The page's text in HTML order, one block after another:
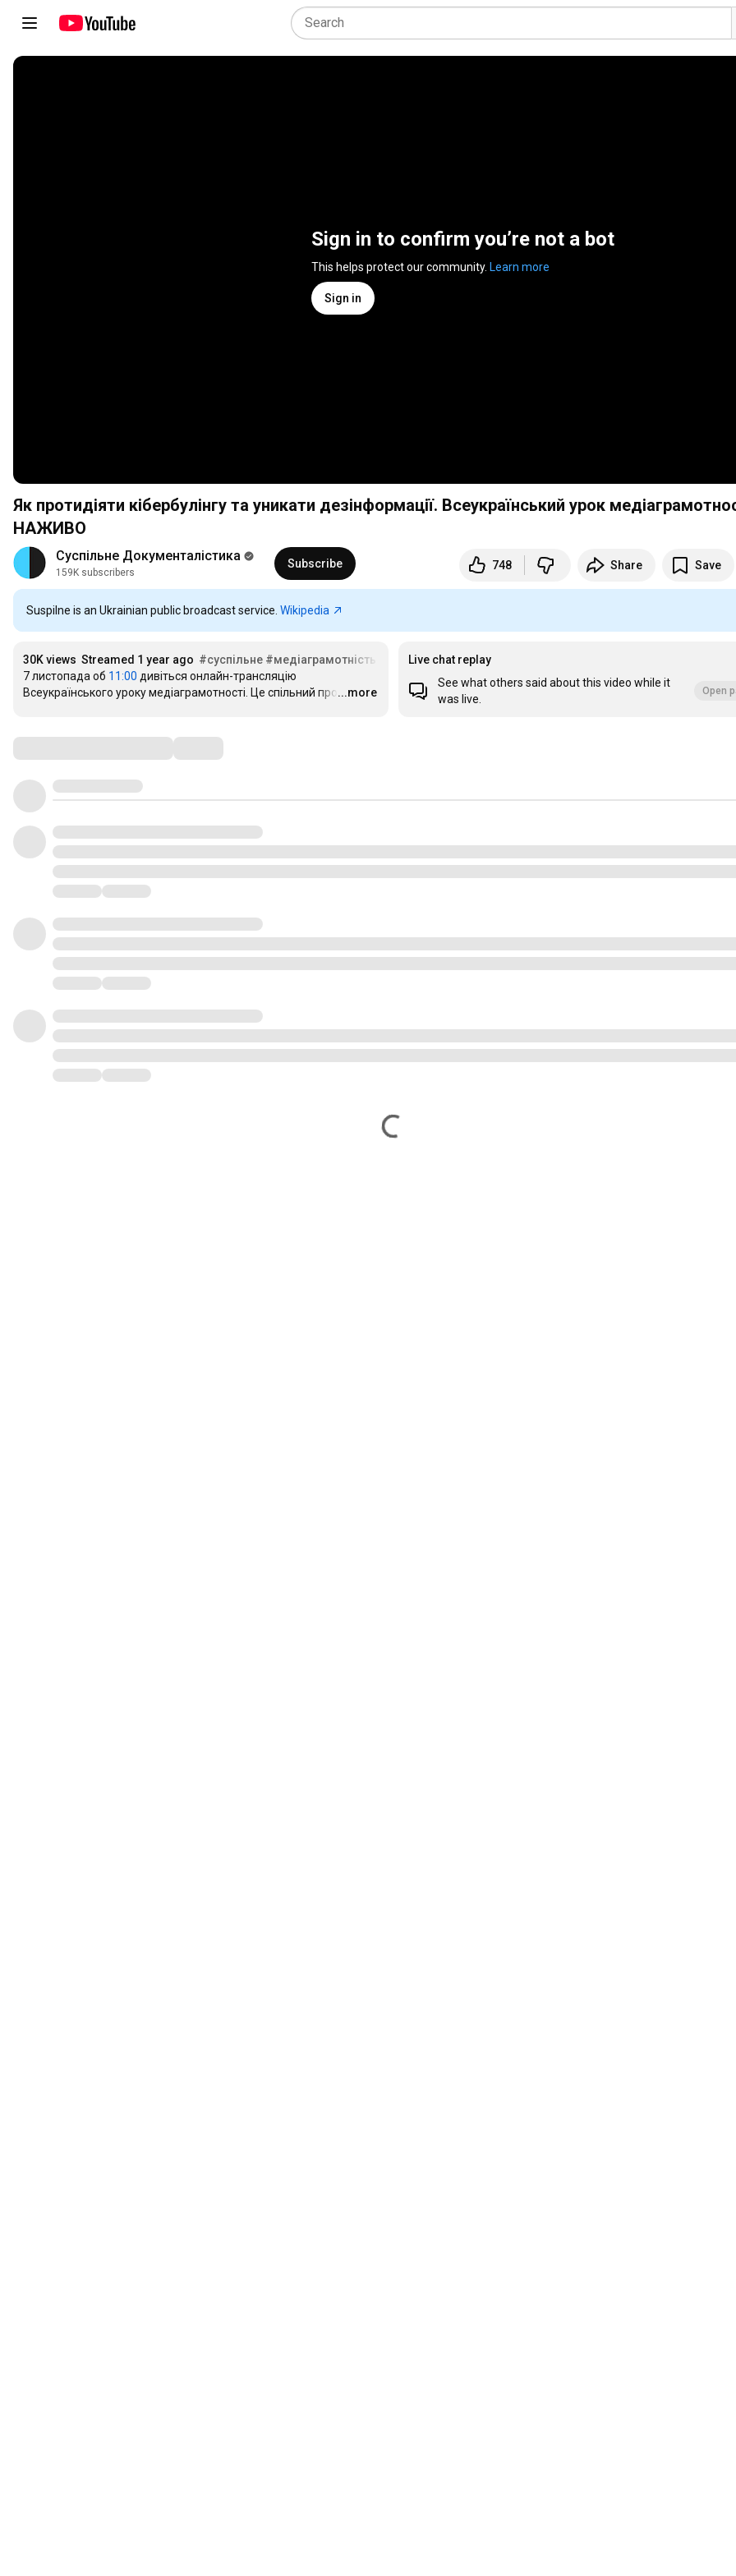
Sign in to confirm you’re not a bot
This helps protect our community. Learn more
Sign in
Як протидіяти кібербулінгу та уникати дезінформації. Всеукраїнський урок медіаграмотності |
НАЖИВО
Суспільне Документалістика
159K subscribers
Subscribe 748 Share Save
Suspilne is an Ukrainian public broadcast service. Wikipedia
30K views Streamed 1 year ago #суспільне #медіаграмотність
7 листопада об 11:00 дивіться онлайн-трансляцію
Всеукраїнського уроку медіаграмотності. Це спільний проє…
...more
Live chat replay
See what others said about this video while it
was live.
Open